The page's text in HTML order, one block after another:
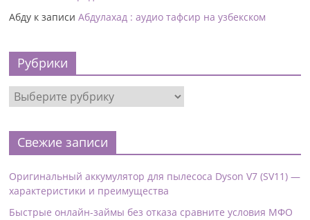
Абду к записиАбдулахад : аудио тафсир на узбекском
Рубрики
Свежие записи
Оригинальный аккумулятор для пылесоса Dyson V7 (SV11) —
характеристики и преимущества
Быстрые онлайн-займы без отказа сравните условия МФО